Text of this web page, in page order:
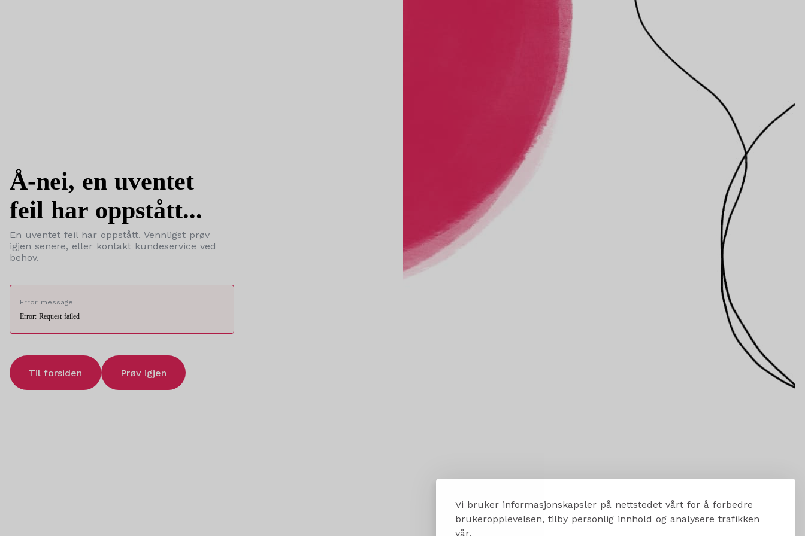
Vi bruker informasjonskapsler på nettstedet vårt for å forbedre
brukeropplevelsen, tilby personlig innhold og analysere trafikken
vår.
Å-nei, en uventet
feil har oppstått...
En uventet feil har oppstått. Vennligst prøv
igjen senere, eller kontakt kundeservice ved
behov.
Error message:
Error: Request failed
Til forsiden Prøv igjen